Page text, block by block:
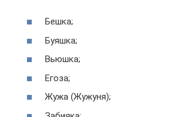
Бешка;
Буяшка;
Вьюшка;
Егоза;
Жужа (Жужуня);